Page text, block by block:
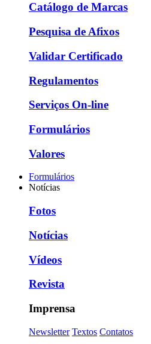
Catálogo de Marcas
Pesquisa de Afixos
Validar Certificado
Regulamentos
Serviços On-line
Formulários
Valores
Formulários
Notícias
Fotos
Notícias
Vídeos
Revista
Imprensa
Newsletter Textos Contatos